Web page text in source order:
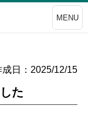
MENU
成日：2025/12/15
た